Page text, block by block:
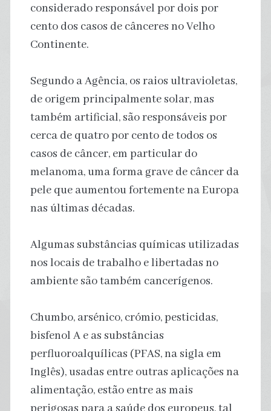
considerado responsável por dois por
cento dos casos de cânceres no Velho
Continente.
Segundo a Agência, os raios ultravioletas,
de origem principalmente solar, mas
também artificial, são responsáveis por
cerca de quatro por cento de todos os
casos de câncer, em particular do
melanoma, uma forma grave de câncer da
pele que aumentou fortemente na Europa
nas últimas décadas.
Algumas substâncias químicas utilizadas
nos locais de trabalho e libertadas no
ambiente são também cancerígenos.
Chumbo, arsénico, crómio, pesticidas,
bisfenol A e as substâncias
perfluoroalquílicas (PFAS, na sigla em
Inglês), usadas entre outras aplicações na
alimentação, estão entre as mais